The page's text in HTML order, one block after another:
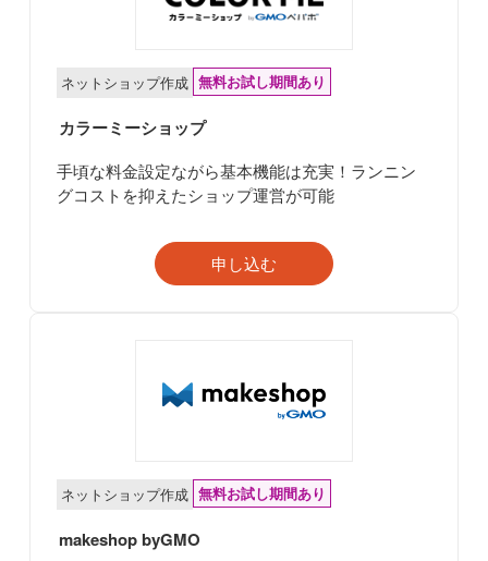
ネットショップ作成 無料お試し期間あり
カラーミーショップ
手頃な料金設定ながら基本機能は充実！ランニン
グコストを抑えたショップ運営が可能
申し込む
ネットショップ作成 無料お試し期間あり
makeshop byGMO